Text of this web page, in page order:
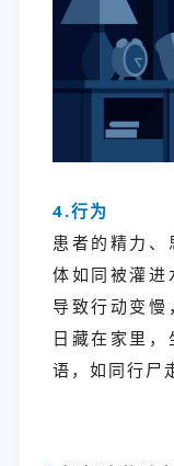
4.行为
患者的精力
体如同被灌进
导致行动变
日藏在家里
语，如同行尸